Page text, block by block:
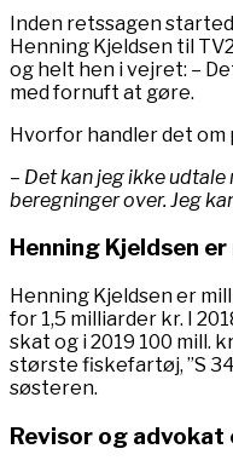
Inden retssagen
Henning Kjeldsen til
og helt hen i vejret: –
med fornuft at gøre.
Hvorfor handler det
– Det kan jeg ikke
beregninger over. Jeg
Henning Kjeldsen
Henning Kjeldsen er
for 1,5 milliarder kr. I
skat og i 2019 100 mill.
største fiskefartøj, ”S
søsteren.
Revisor og